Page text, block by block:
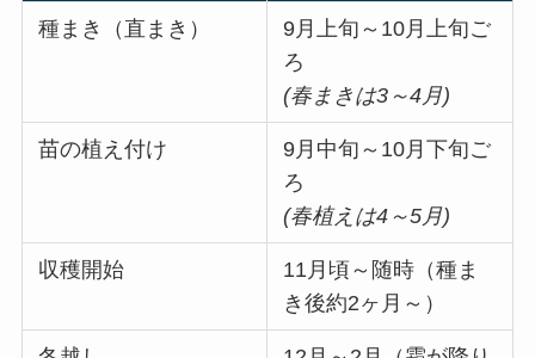
種まき（直まき）
9月上旬～10月上旬ご
ろ
(春まきは3～4月)
苗の植え付け
9月中旬～10月下旬ご
ろ
(春植えは4～5月)
収穫開始
11月頃～随時（種ま
き後約2ヶ月～）